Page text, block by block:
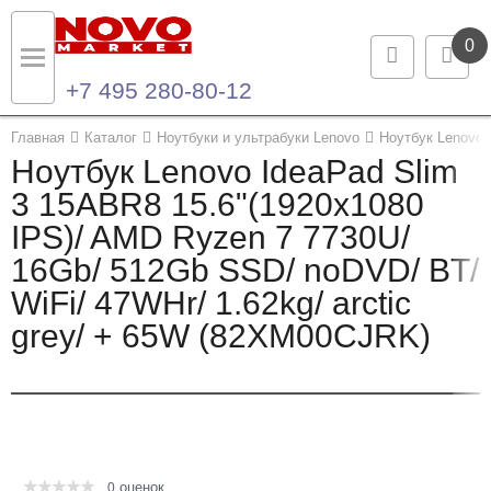
0
+7 495 280-80-12
Главная Каталог Ноутбуки и ультрабуки Lenovo Ноутбук
Ноутбук Lenovo IdeaPad Slim
3 15ABR8 15.6"(1920x1080
IPS)/ AMD Ryzen 7 7730U/
16Gb/ 512Gb SSD/ noDVD/ BT/
WiFi/ 47WHr/ 1.62kg/ arctic
grey/ + 65W (82XM00CJRK)
0 оценок
Назад
Каталог продукции
Ноутбуки и ультрабуки
Компьютеры
Моноблоки
Назад
Контакты
Контактная информация